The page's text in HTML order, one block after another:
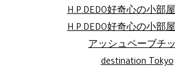
H.P.DEDO好奇心の小部
H.P.DEDO好奇心の小部
アッシュペーブチ
destination Tokyo